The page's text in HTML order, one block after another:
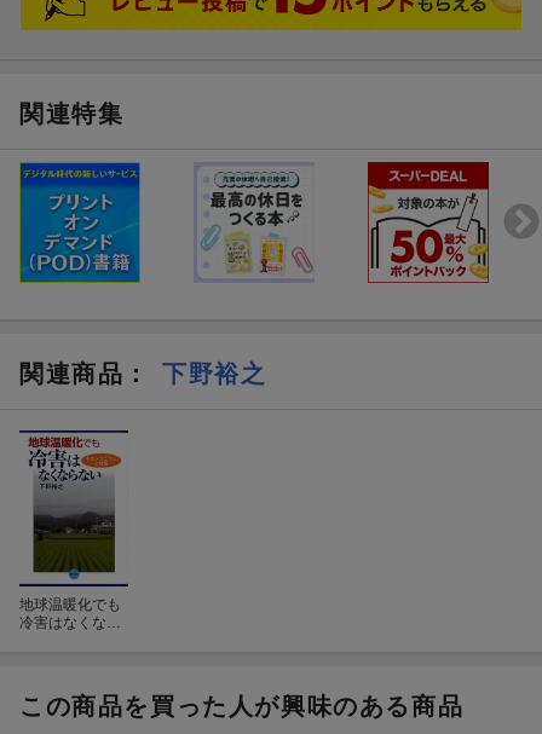
関連特集
関連商品 ： 下野裕之
地球温暖化でも
冷害はなくなら
この商品を買った人が興味のある商品